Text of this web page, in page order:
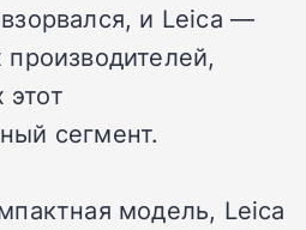
и Leica —
сегмент.
модель, Leica